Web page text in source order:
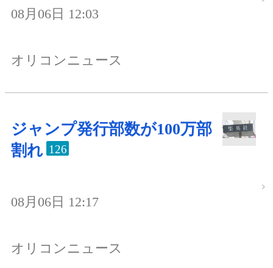
08月06日 12:03
オリコンニュース
ジャンプ発行部数が100万部
割れ 126
08月06日 12:17
オリコンニュース